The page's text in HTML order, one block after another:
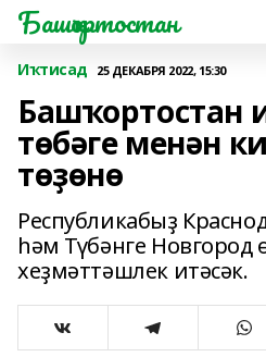
Башҡортостан
Иҡтисад 25 ДЕКАБРЯ 2022, 15:30
Башҡортостан
төбәге менән
төҙөнө
Республикабыҙ
һәм Түбәнге Новгород
хеҙмәттәшлек итәсәк.